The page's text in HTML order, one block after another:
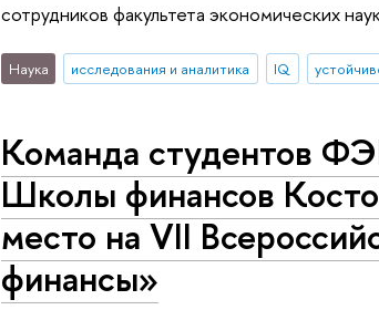
сотрудников факультета экономических
Наука исследования и аналитика IQ
Команда студентов
Школы финансов
место на VII
финансы»